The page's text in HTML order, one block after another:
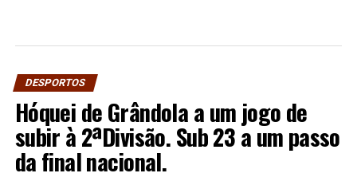
DESPORTOS
Hóquei de Grândola a um jogo de
subir à 2ªDivisão. Sub 23 a um passo
da final nacional.